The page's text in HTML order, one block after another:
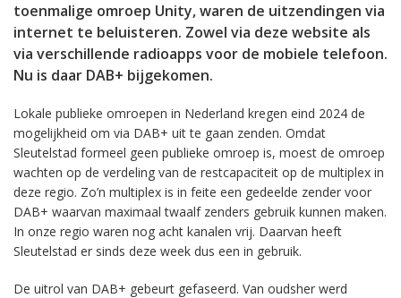
toenmalige omroep Unity, waren de uitzendingen via
internet te beluisteren. Zowel via deze website als
via verschillende radioapps voor de mobiele telefoon.
Nu is daar DAB+ bijgekomen.
Lokale publieke omroepen in Nederland kregen eind 2024 de
mogelijkheid om via DAB+ uit te gaan zenden. Omdat
Sleutelstad formeel geen publieke omroep is, moest de omroep
wachten op de verdeling van de restcapaciteit op de multiplex in
deze regio. Zo’n multiplex is in feite een gedeelde zender voor
DAB+ waarvan maximaal twaalf zenders gebruik kunnen maken.
In onze regio waren nog acht kanalen vrij. Daarvan heeft
Sleutelstad er sinds deze week dus een in gebruik.
De uitrol van DAB+ gebeurt gefaseerd. Van oudsher werd